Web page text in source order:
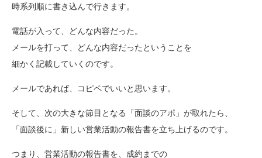
時系列順に書き込んで行きます。
電話が入って、どんな内容だった。
メールを打って、どんな内容だったということを
細かく記載していくのです。
メールであれば、コピペでいいと思います。
そして、次の大きな節目となる「面談のアポ」が取れたら、
「面談後に」新しい営業活動の報告書を立ち上げるのです。
つまり、営業活動の報告書を、成約までの